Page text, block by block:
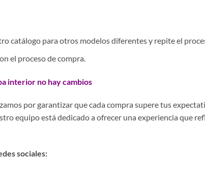
catálogo para otros modelos diferentes y repite el
el proceso de compra.
interior no hay cambios
por garantizar que cada compra supere tus
equipo está dedicado a ofrecer una experiencia que
sociales: